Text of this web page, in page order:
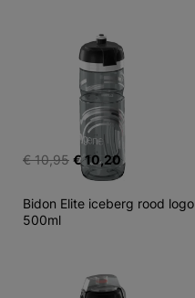
€ 10,95 € 10,20
Bidon Elite iceberg rood logo
500ml